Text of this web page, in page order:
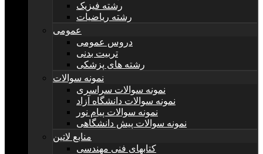
رشته فیزیک
رشته ریاضیات
عمومی
دروس عمومی
تربیت بدنی
رشته های پزشکی
نمونه سوالات
نمونه سوالات سراسری
نمونه سوالات دانشگاه آزاد
نمونه سوالات پیام نور
نمونه سوالات پیش دانشگاهی
منابع لاتین
کتابهای فنی مهندسی